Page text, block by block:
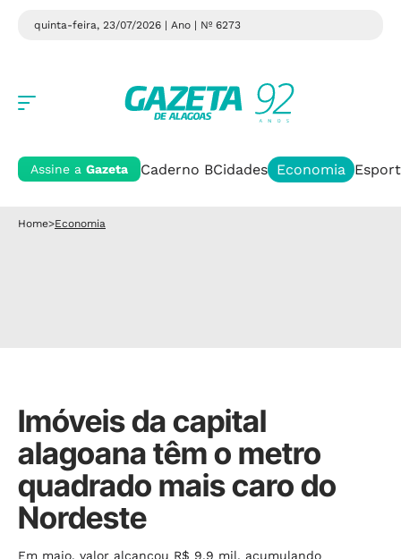
quinta-feira, 23/07/2026 | Ano | Nº 6273
Assine a Gazeta Caderno BCidades Economia
Home>Economia
Imóveis da capital
alagoana têm o metro
quadrado mais caro do
Nordeste
Em maio, valor alcançou R$ 9,9 mil, acumulando